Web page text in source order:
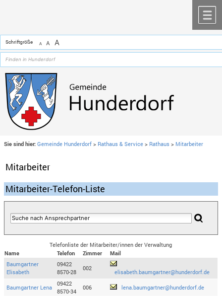
Schriftgröße A A A
Sie sind hier: Gemeinde Hunderdorf > Rathaus & Service > Rathaus > Mitarbeiter
Mitarbeiter
Mitarbeiter-Telefon-Liste
Telefonliste der Mitarbeiter/innen der Verwaltung
Name
Telefon Zimmer
Mail
Baumgartner
Elisabeth
09422
8570-28
002
elisabeth.baumgartner@hunderdorf.de
Baumgartner Lena
09422
8570-34
006 lena.baumgartner@hunderdorf.de